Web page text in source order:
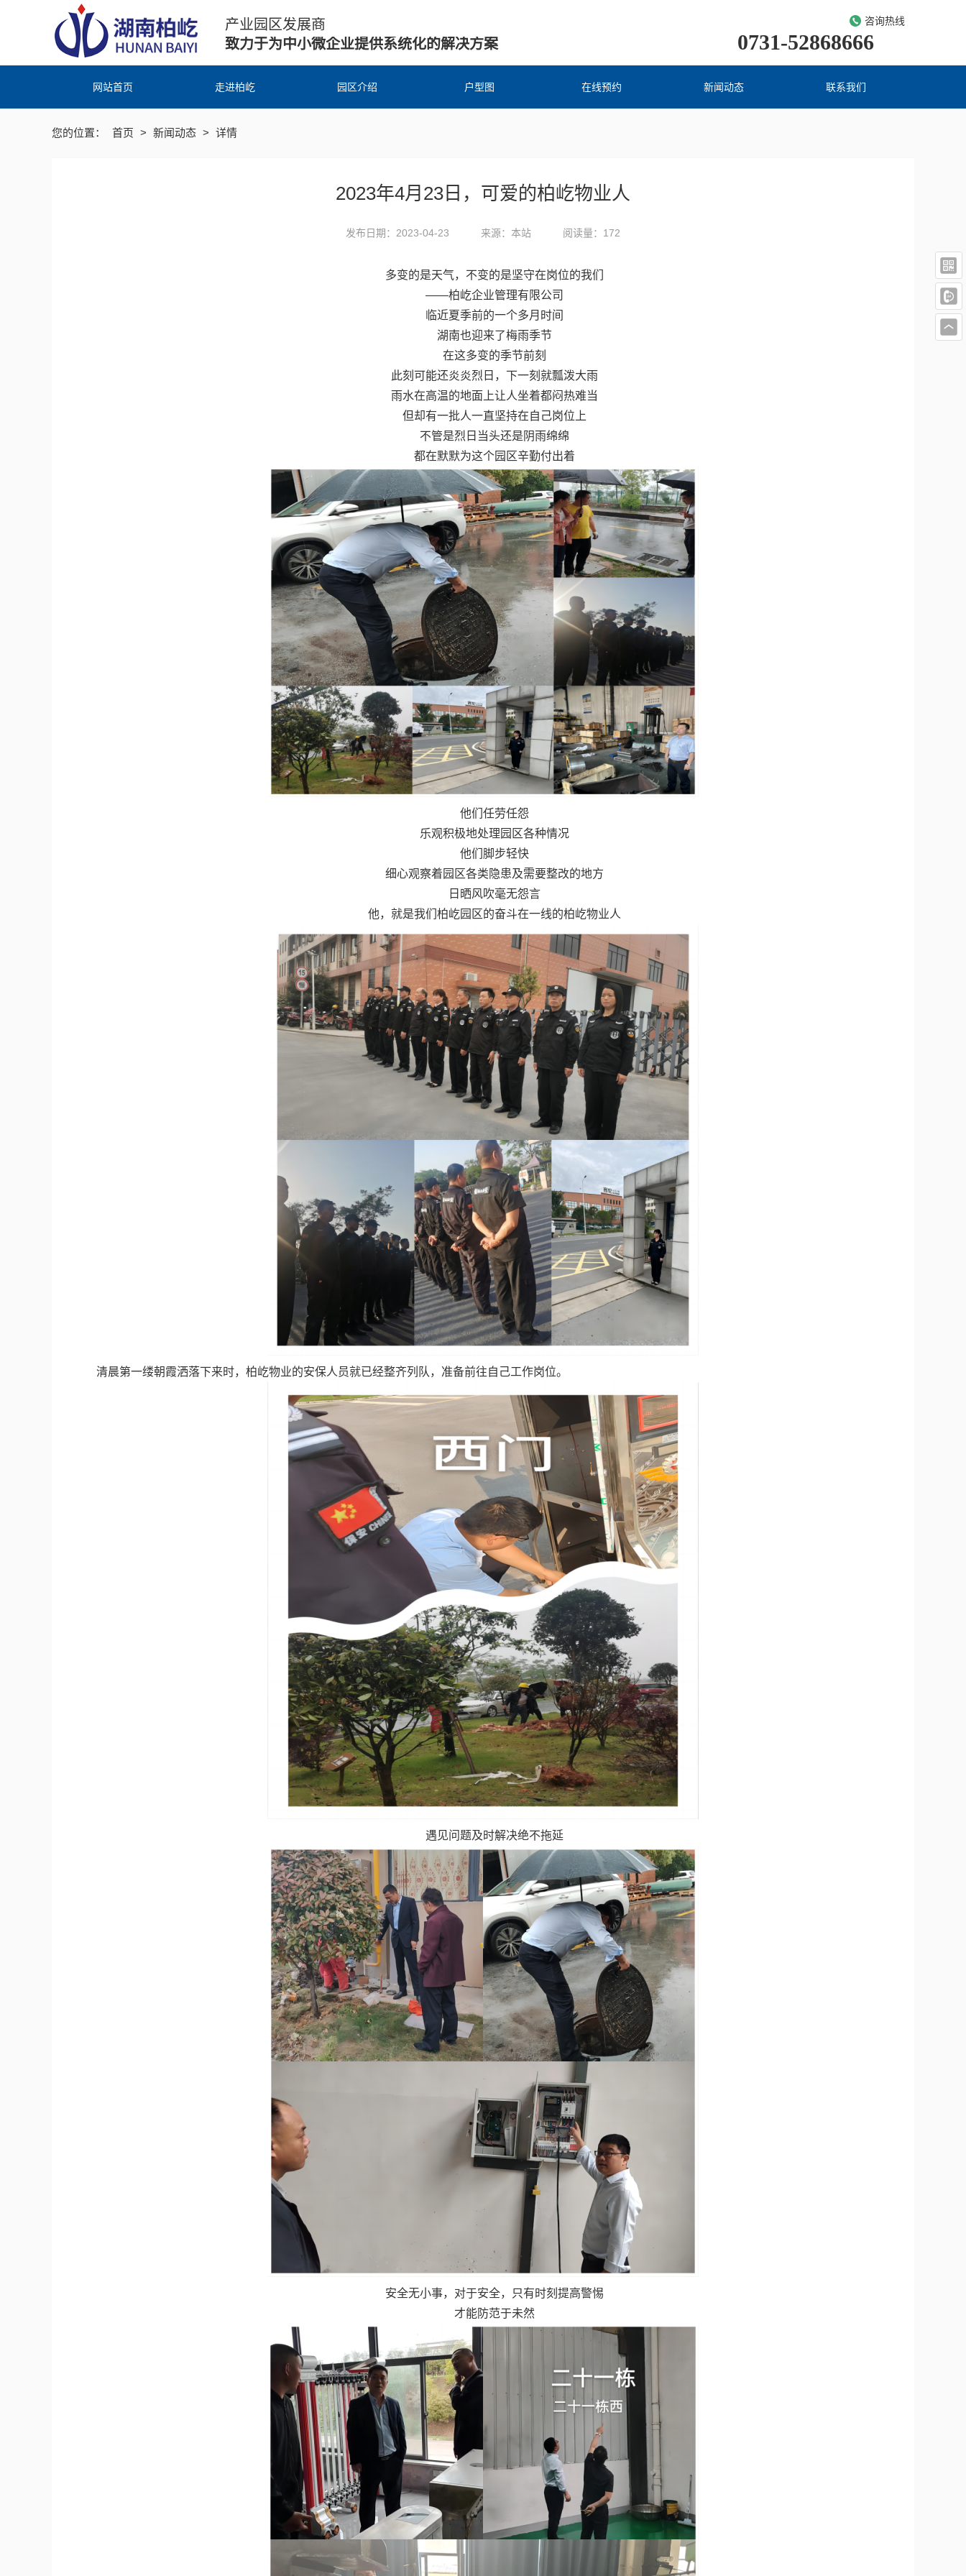
网站首页 走进柏屹 园区介绍 户型图 在线预约 新闻动态 联系我们
0731-52868666
产业园区发展商
致力于为中小微企业提供系统化的解决方案
咨询热线
您的位置： 首页 > 新闻动态 > 详情
2023年4月23日，可爱的柏屹物业人
发布日期：2023-04-23 来源：本站 阅读量：172
多变的是天气，不变的是坚守在岗位的我们
——柏屹企业管理有限公司
临近夏季前的一个多月时间
湖南也迎来了梅雨季节
在这多变的季节前刻
此刻可能还炎炎烈日，下一刻就瓢泼大雨
雨水在高温的地面上让人坐着都闷热难当
但却有一批人一直坚持在自己岗位上
不管是烈日当头还是阴雨绵绵
都在默默为这个园区辛勤付出着
他们任劳任怨
乐观积极地处理园区各种情况
他们脚步轻快
细心观察着园区各类隐患及需要整改的地方
日晒风吹毫无怨言
他，就是我们柏屹园区的奋斗在一线的柏屹物业人
清晨第一缕朝霞洒落下来时，柏屹物业的安保人员就已经整齐列队，准备前往自己工作岗位。
遇见问题及时解决绝不拖延
安全无小事，对于安全，只有时刻提高警惕
才能防范于未然